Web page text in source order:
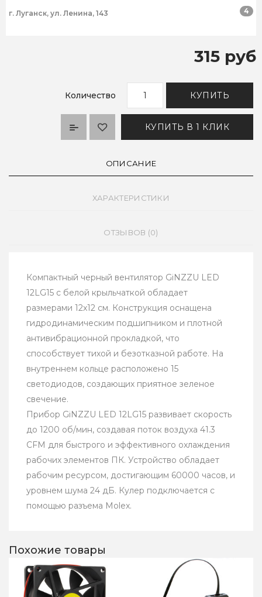
г. Луганск, ул. Ленина, 143 4
315 руб
Количество КУПИТЬ
КУПИТЬ В 1 КЛИК
ОПИСАНИЕ
ХАРАКТЕРИСТИКИ
ОТЗЫВОВ (0)
Компактный черный вентилятор GiNZZU LED
12LG15 с белой крыльчаткой обладает
размерами 12x12 см. Конструкция оснащена
гидродинамическим подшипником и плотной
антивибрационной прокладкой, что
способствует тихой и безотказной работе. На
внутреннем кольце расположено 15
светодиодов, создающих приятное зеленое
свечение.
Прибор GiNZZU LED 12LG15 развивает скорость
до 1200 об/мин, создавая поток воздуха 41.3
CFM для быстрого и эффективного охлаждения
рабочих элементов ПК. Устройство обладает
рабочим ресурсом, достигающим 60000 часов, и
уровнем шума 24 дБ. Кулер подключается с
помощью разъема Molex.
Похожие товары